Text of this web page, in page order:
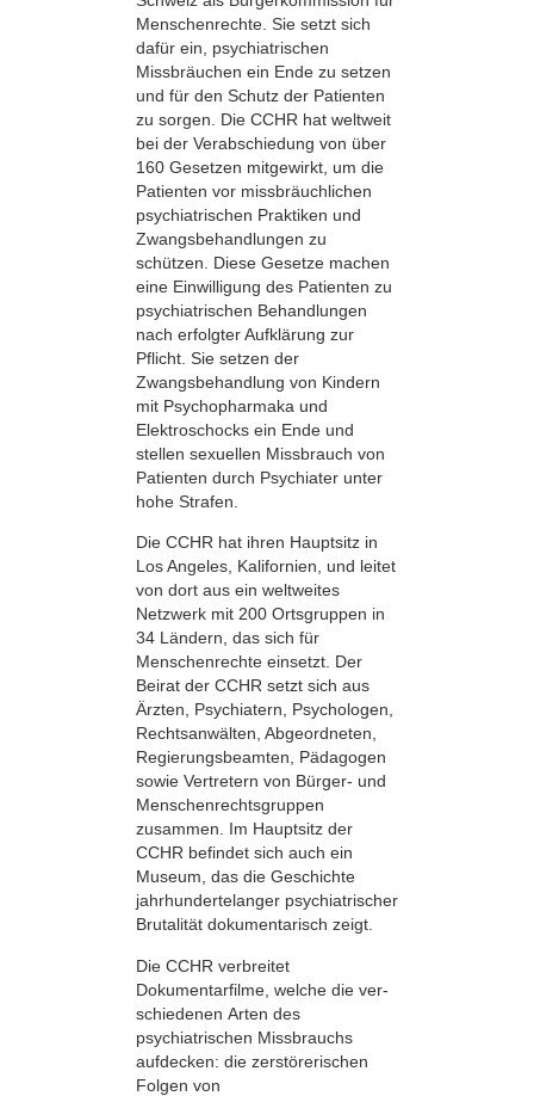
Menschen­rechte. Sie setzt sich
dafür ein, psychiatrischen
Missbräuchen ein Ende zu setzen
und für den Schutz der Patienten
zu sorgen. Die CCHR hat weltweit
bei der Verabschiedung von über
160 Gesetzen mitgewirkt, um die
Patienten vor missbräuchlichen
psychiatrischen Praktiken und
Zwangsbehandlungen zu
schützen. Diese Gesetze machen
eine Einwilligung des Patienten zu
psychiatrischen Behandlungen
nach erfolgter Aufklärung zur
Pflicht. Sie setzen der
Zwangsbehandlung von Kindern
mit Psychopharmaka und
Elektroschocks ein Ende und
stellen sexuellen Missbrauch von
Patienten durch Psychiater unter
hohe Strafen.
Die CCHR hat ihren Hauptsitz in
Los Angeles, Kalifornien, und leitet
von dort aus ein weltweites
Netzwerk mit 200 Ortsgruppen in
34 Ländern, das sich für
Menschenrechte einsetzt. Der
Beirat der CCHR setzt sich aus
Ärzten, Psychiatern, Psychologen,
Rechtsanwälten, Abgeordneten,
Regierungsbeamten, Pädagogen
sowie Vertretern von Bürger- und
Menschenrechtsgruppen
zusammen. Im Hauptsitz der
CCHR befindet sich auch ein
Museum, das die Geschichte
jahrhundertelanger psychiatrischer
Brutalität dokumentarisch zeigt.
Die CCHR verbreitet
Dokumentarfilme, welche die ver­
schiedenen Arten des
psychiatrischen Missbrauchs
aufdecken: die zerstörerischen
Folgen von